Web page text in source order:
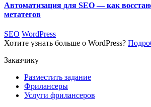
Автоматизация для SEO — как
метатегов
SEO WordPress
Хотите узнать больше о WordPress?
Заказчику
Разместить задание
Фрилансеры
Услуги фрилансеров